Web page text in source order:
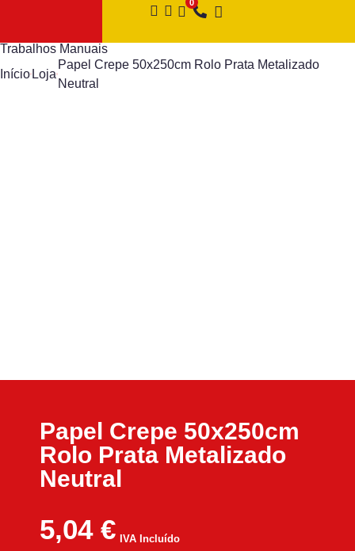
Trabalhos Manuais
Início Loja
Papel Crepe 50x250cm Rolo Prata Metalizado
Neutral
Papel Crepe 50x250cm
Rolo Prata Metalizado
Neutral
5,04 € IVA Incluído